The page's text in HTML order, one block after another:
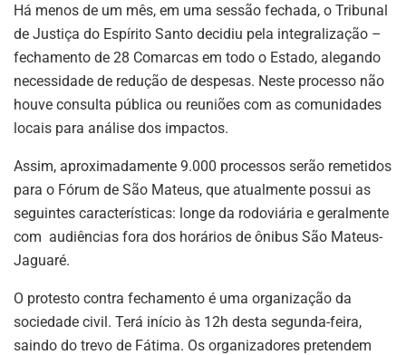
Há menos de um mês, em uma sessão fechada, o Tribunal
de Justiça do Espírito Santo decidiu pela integralização –
fechamento de 28 Comarcas em todo o Estado, alegando
necessidade de redução de despesas. Neste processo não
houve consulta pública ou reuniões com as comunidades
locais para análise dos impactos.
Assim, aproximadamente 9.000 processos serão remetidos
para o Fórum de São Mateus, que atualmente possui as
seguintes características: longe da rodoviária e geralmente
com audiências fora dos horários de ônibus São Mateus-
Jaguaré.
O protesto contra fechamento é uma organização da
sociedade civil. Terá início às 12h desta segunda-feira,
saindo do trevo de Fátima. Os organizadores pretendem